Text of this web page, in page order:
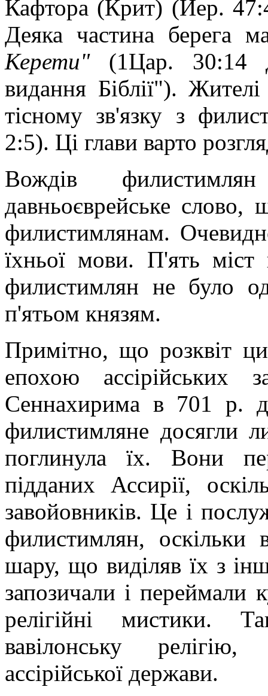
Кафтора (Крит) (Иер.
Деяка частина берега
Керети"(1Цар. 30:14
видання Біблії").
тісному зв'язку з
2:5). Ці глави варто
Вождів
давньоєврейське слово,
филистимлянам.
їхньої мови. П'ять
филистимлян не було
п'ятьом князям.
Примітно, що розквіт
епохою ассірійських
Сеннахирима в 701 р.
филистимляне досягли
поглинула їх. Вони
підданих Ассирії,
завойовників. Це і
филистимлян, оскільки
шару, що виділяв їх з
запозичали і переймали
релігійні мистики.
вавілонську
ассірійської держави.